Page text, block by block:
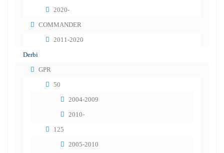
2020-
COMMANDER
2011-2020
Derbi
GPR
50
2004-2009
2010-
125
2005-2010